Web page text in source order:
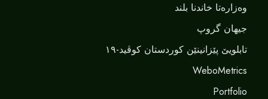
وەزارەتا خاندنا بلند
جیهان گروپ
تابلویێ پێزانینێن کوردستان کوڤید-١٩
WeboMetrics
Portfolio